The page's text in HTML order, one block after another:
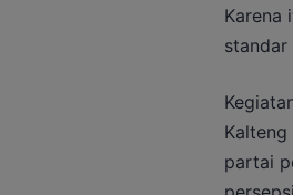
Karena
standar
partai